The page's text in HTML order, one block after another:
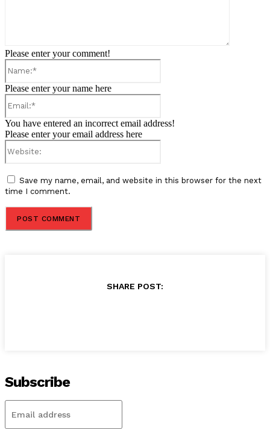
Please enter your comment!
Please enter your name here
You have entered an incorrect email address!
Please enter your email address here
Save my name, email, and website in this browser for the next
time I comment.
SHARE POST:
Subscribe